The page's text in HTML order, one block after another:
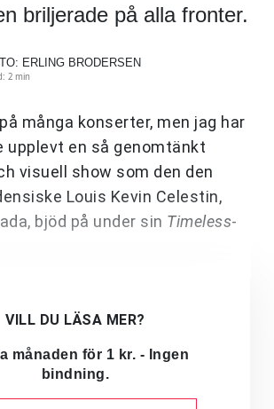
briljerade på alla fronter.
ERLING BRODERSEN
2 min
många konserter, men jag har
upplevt en så genomtänkt
visuell show som den den
Louis Kevin Celestin,
bjöd på under sin Timeless-
VILL DU LÄSA MER?
månaden för 1 kr. - Ingen
bindning.